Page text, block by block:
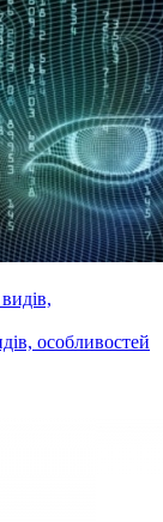
особливостей